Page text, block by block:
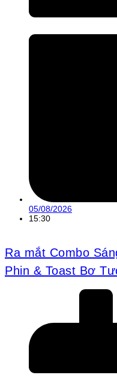
05/08/2026
15:30
Ra mắt Combo
Phin & Toast Bơ